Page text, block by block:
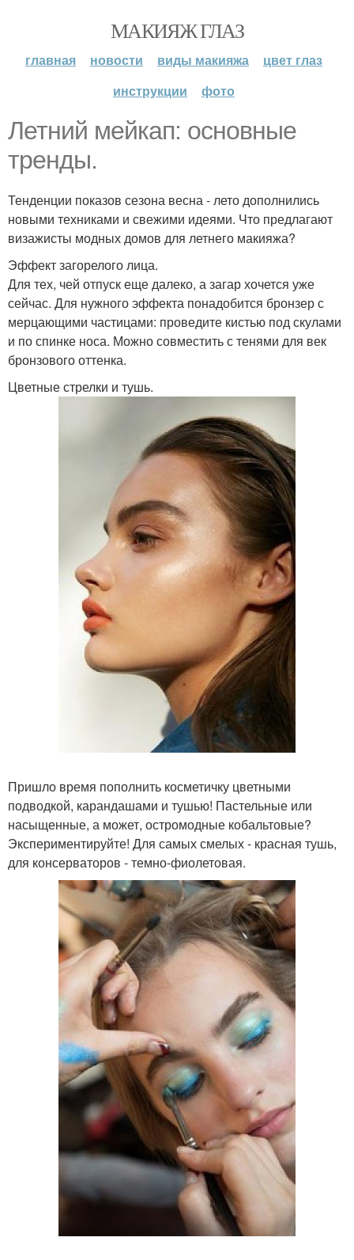
МАКИЯЖ ГЛАЗ
главная новости виды макияжа
цвет глаз
инструкции
фото
Летний мейкап: основные
тренды.
Тенденции показов сезона весна - лето дополнились
новыми техниками и свежими идеями. Что предлагают
визажисты модных домов для летнего макияжа?
Эффект загорелого лица.
Для тех, чей отпуск еще далеко, а загар хочется уже
сейчас. Для нужного эффекта понадобится бронзер с
мерцающими частицами: проведите кистью под скулами
и по спинке носа. Можно совместить с тенями для век
бронзового оттенка.
Цветные стрелки и тушь.
Пришло время пополнить косметичку цветными
подводкой, карандашами и тушью! Пастельные или
насыщенные, а может, остромодные кобальтовые?
Экспериментируйте! Для самых смелых - красная тушь,
для консерваторов - темно-фиолетовая.